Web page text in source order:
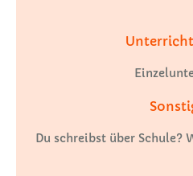
Du schreibst über Schule?